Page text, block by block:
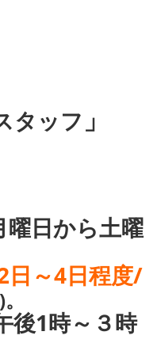
タッフ 」
から土曜
日～4日程度/
３時